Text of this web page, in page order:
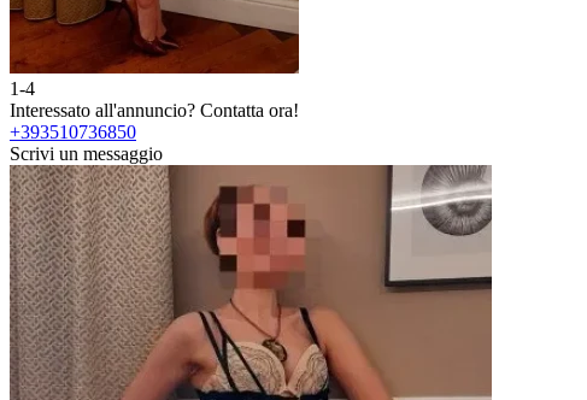
1-4
Interessato all'annuncio? Contatta ora!
+393510736850
Scrivi un messaggio